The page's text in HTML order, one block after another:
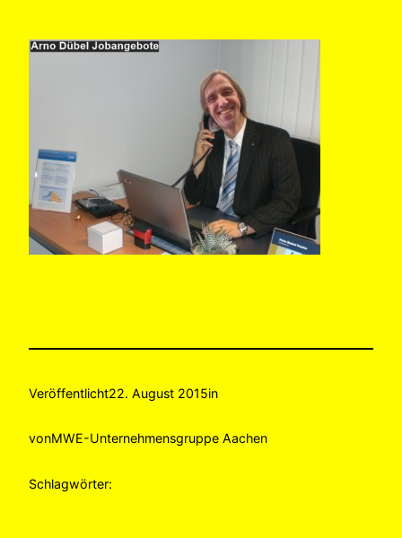
Veröffentlicht22. August 2015in
vonMWE-Unternehmensgruppe Aachen
Schlagwörter: